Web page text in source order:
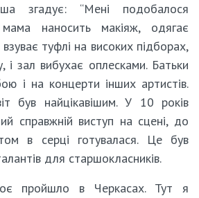
згадує: “Мені подобалося
мама наносить макіяж, одягає
туфлі на високих підборах,
і зал вибухає оплесками. Батьки
і на концерти інших артистів.
був найцікавішим. У 10 років
справжній виступ на сцені, до
в серці готувалася. Це був
для старшокласників.
пройшло в Черкасах. Тут я